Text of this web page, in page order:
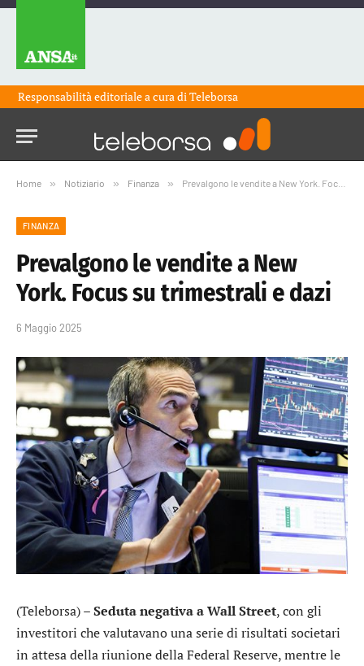
Responsabilità editoriale a cura diTeleborsa
Home » Notiziario » Finanza » Prevalgono le vendite a New York. Focus su trimestrali e dazi
FINANZA
Prevalgono le vendite a New
York. Focus su trimestrali e dazi
6 Maggio 2025
(Teleborsa) –Seduta negativa a Wall Street, con gli
investitori che valutavano una serie di risultati societari
in attesa della riunione della Federal Reserve, mentre le